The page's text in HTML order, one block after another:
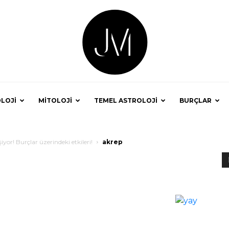
MİTOLOJİ TEMEL ASTROLOJİ BURÇLAR
Burçlar üzerindeki etkileri! akrep